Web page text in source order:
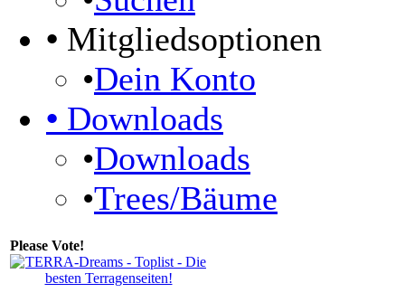
• Mitgliedsoptionen
•Dein Konto
• Downloads
•Downloads
•Trees/Bäume
Please Vote!